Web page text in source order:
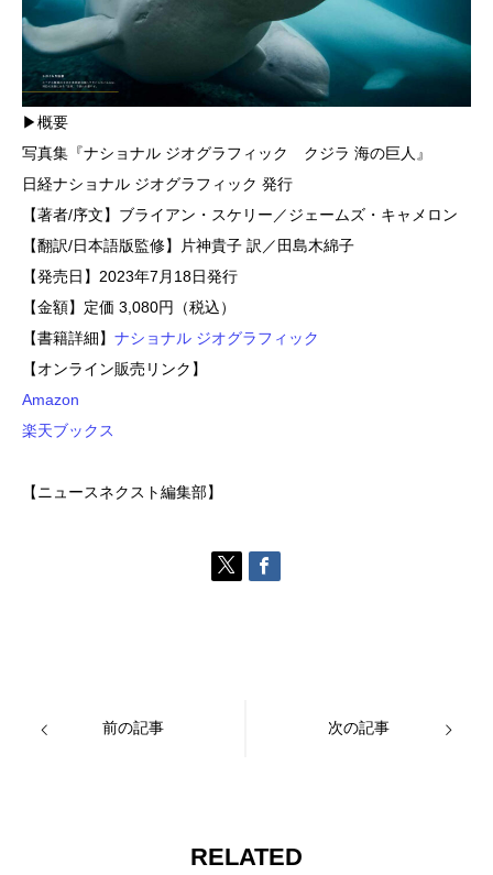
▶概要
写真集『ナショナル ジオグラフィック クジラ 海の巨人』
日経ナショナル ジオグラフィック 発行
【著者/序文】ブライアン・スケリー／ジェームズ・キャメロン
【翻訳/日本語版監修】片神貴子 訳／田島木綿子
【発売日】2023年7月18日発行
【金額】定価 3,080円（税込）
【書籍詳細】 ナショナル ジオグラフィック
【オンライン販売リンク】
Amazon
楽天ブックス
【ニュースネクスト編集部】
前の記事 次の記事
RELATED